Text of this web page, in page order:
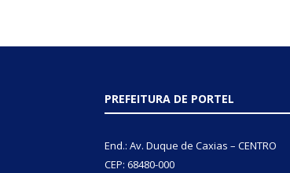
PREFEITURA DE PORTEL
End.: Av. Duque de Caxias – CENTRO
CEP: 68480-000